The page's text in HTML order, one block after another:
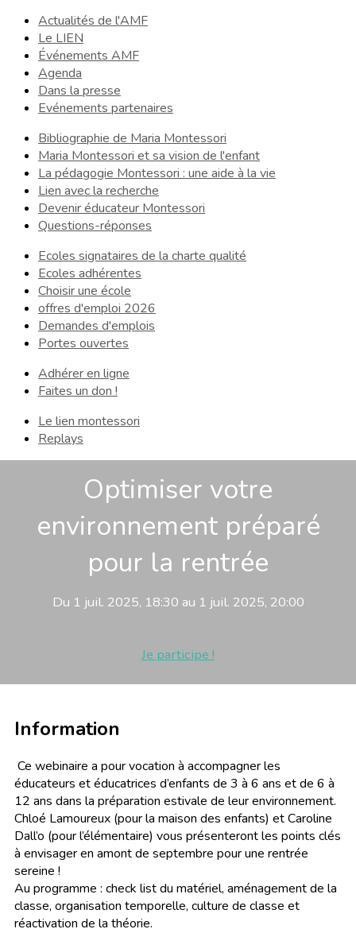
Actualités de l'AMF
Le LIEN
Événements AMF
Agenda
Dans la presse
Evénements partenaires
Bibliographie de Maria Montessori
Maria Montessori et sa vision de l'enfant
La pédagogie Montessori : une aide à la vie
Lien avec la recherche
Devenir éducateur Montessori
Questions-réponses
Ecoles signataires de la charte qualité
Ecoles adhérentes
Choisir une école
offres d'emploi 2026
Demandes d'emplois
Portes ouvertes
Adhérer en ligne
Faites un don !
Le lien montessori
Replays
Optimiser votre
environnement préparé
pour la rentrée
Du 1 juil. 2025, 18:30 au 1 juil. 2025, 20:00
Je participe !
Information
Ce webinaire a pour vocation à accompagner les
éducateurs et éducatrices d’enfants de 3 à 6 ans et de 6 à
12 ans dans la préparation estivale de leur environnement.
Chloé Lamoureux (pour la maison des enfants) et Caroline
Dall’o (pour l’élémentaire) vous présenteront les points clés
à envisager en amont de septembre pour une rentrée
sereine !
Au programme : check list du matériel, aménagement de la
classe, organisation temporelle, culture de classe et
réactivation de la théorie.